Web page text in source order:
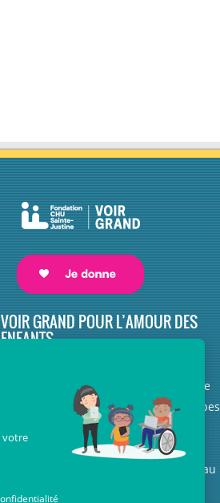
VOIR GRAND POUR L’AMOUR DES
ENFANTS
vous au cœur de la campagne majeure
Voir Grand, nous conduisons les équipes
soignantes vers les opportunités de la
science et des nouvelles technologies
pour que chaque enfant, où qu’il soit au